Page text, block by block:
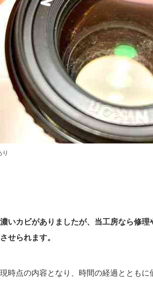
り
いカビがありましたが、当工房なら修理
せられます。
時点の内容となり、時間の経過とともに